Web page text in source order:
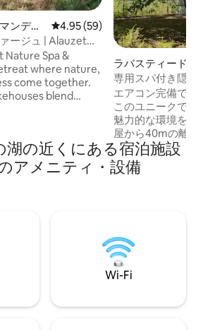
ンデイ
レビュー59件、5つ星中4.95つ
4.95 (59)
ージュ | Alauzet
Nature Spa &
where nature,
come together.
blend
in our spacious
reconnect with
forests and a
ラバスティード・
ィの宿泊先
専用スパ付き隠れ
居心地
エアコン完備で静
このユニークでロ
魅力的な環境をお
屋から40mの離れ
親密なジャグジー
色が見渡せます。
クセス、釣りの可
ル・シエルから15
分の距離にありま
ルン川沿いのマル
す。
湖の近くにある宿泊施設
アメニティ・設備
Wi-Fi